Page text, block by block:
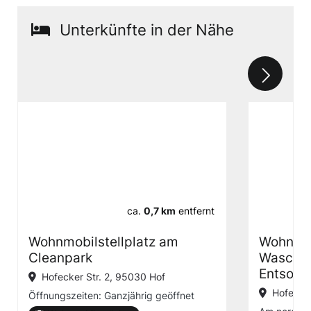
Unterkünfte in der Nähe
ca. 0,7 km entfernt
Wohnmobilstellplatz am
Cleanpark
Hofecker Str. 2, 95030 Hof
Öffnungszeiten: Ganzjährig geöffnet